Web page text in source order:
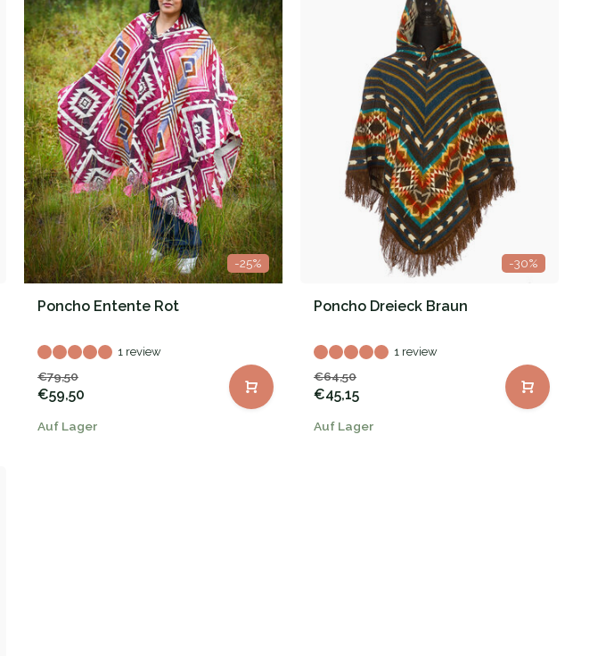
-25%
Poncho Entente Rot
1 review
€79,50
€59,50
Auf Lager
-30%
Poncho Dreieck Braun
1 review
€64,50
€45,15
Auf Lager